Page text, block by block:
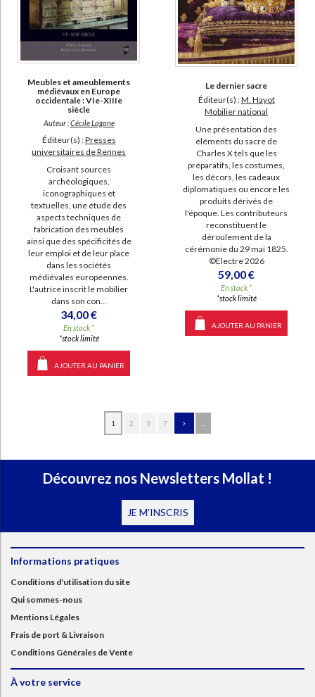
Meubles et ameublements
médiévaux en Europe
occidentale : VIe-XIIIe
siècle
Auteur :Cécile Lagane
Éditeur(s) :Presses
universitaires de Rennes
Croisant sources
archéologiques,
iconographiques et
textuelles, une étude des
aspects techniques de
fabrication des meubles
ainsi que des spécificités de
leur emploi et de leur place
dans les sociétés
médiévales européennes.
L'autrice inscrit le mobilier
dans son con...
34,00 €
En stock *
*stock limité
AJOUTER AU PANIER
Le dernier sacre
Éditeur(s) :M. Hayot
Mobilier national
Une présentation des
éléments du sacre de
Charles X tels que les
préparatifs, les costumes,
les décors, les cadeaux
diplomatiques ou encore les
produits dérivés de
l'époque. Les contributeurs
reconstituent le
déroulement de la
cérémonie du 29 mai 1825.
©Electre 2026
59,00 €
En stock *
*stock limité
AJOUTER AU PANIER
1 2 3 7 ...
Découvrez nos Newsletters Mollat !
JE M'INSCRIS
Informations pratiques
Conditions d'utilisation du site
Qui sommes-nous
Mentions Légales
Frais de port & Livraison
Conditions Générales de Vente
À votre service